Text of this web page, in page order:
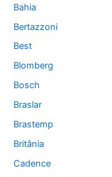
Bahia
Bertazzoni
Best
Blomberg
Bosch
Braslar
Brastemp
Britânia
Cadence